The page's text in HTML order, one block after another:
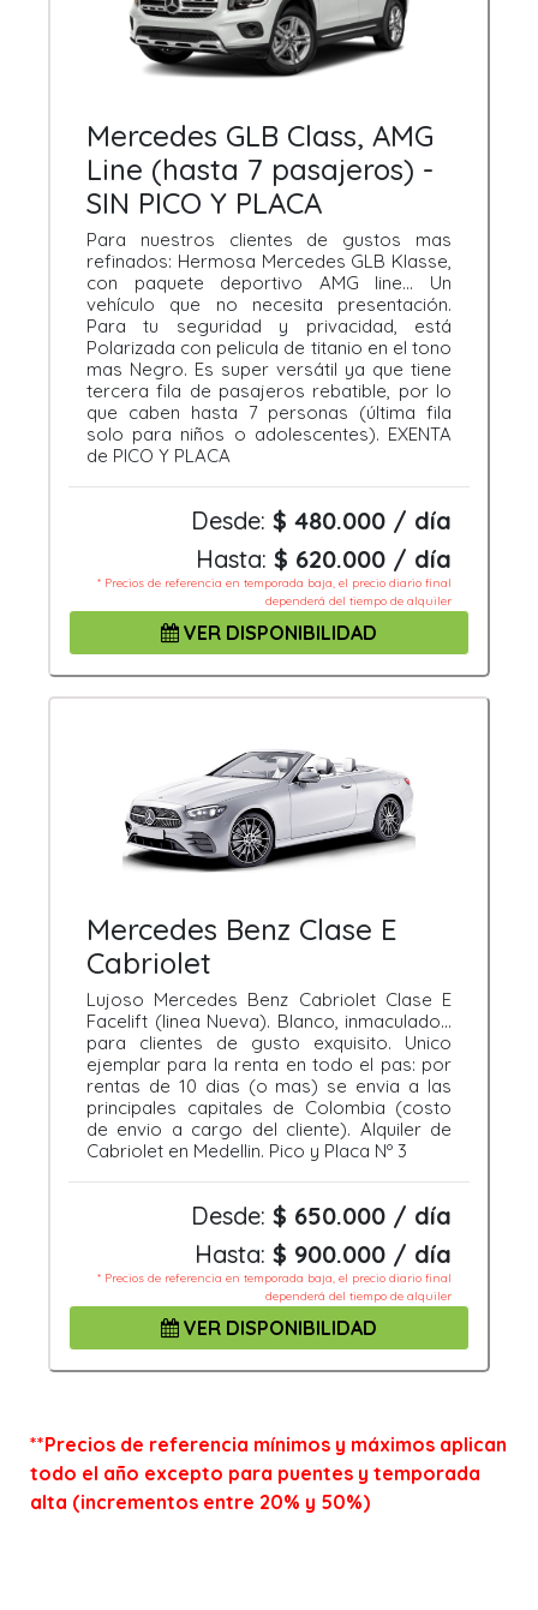
Mercedes GLB Class, AMG
Line (hasta 7 pasajeros) -
SIN PICO Y PLACA
Para nuestros clientes de gustos mas
refinados: Hermosa Mercedes GLB Klasse,
con paquete deportivo AMG line... Un
vehículo que no necesita presentación.
Para tu seguridad y privacidad, está
Polarizada con pelicula de titanio en el tono
mas Negro. Es super versátil ya que tiene
tercera fila de pasajeros rebatible, por lo
que caben hasta 7 personas (última fila
solo para niños o adolescentes). EXENTA
de PICO Y PLACA
Desde: $ 480.000 / día
Hasta: $ 620.000 / día
* Precios de referencia en temporada baja, el precio diario final
dependerá del tiempo de alquiler
VER DISPONIBILIDAD
Mercedes Benz Clase E
Cabriolet
Lujoso Mercedes Benz Cabriolet Clase E
Facelift (linea Nueva). Blanco, inmaculado...
para clientes de gusto exquisito. Unico
ejemplar para la renta en todo el pas: por
rentas de 10 dias (o mas) se envia a las
principales capitales de Colombia (costo
de envio a cargo del cliente). Alquiler de
Cabriolet en Medellin. Pico y Placa Nº 3
Desde: $ 650.000 / día
Hasta: $ 900.000 / día
* Precios de referencia en temporada baja, el precio diario final
dependerá del tiempo de alquiler
VER DISPONIBILIDAD
**Precios de referencia mínimos y máximos aplican
todo el año excepto para puentes y temporada
alta (incrementos entre 20% y 50%)